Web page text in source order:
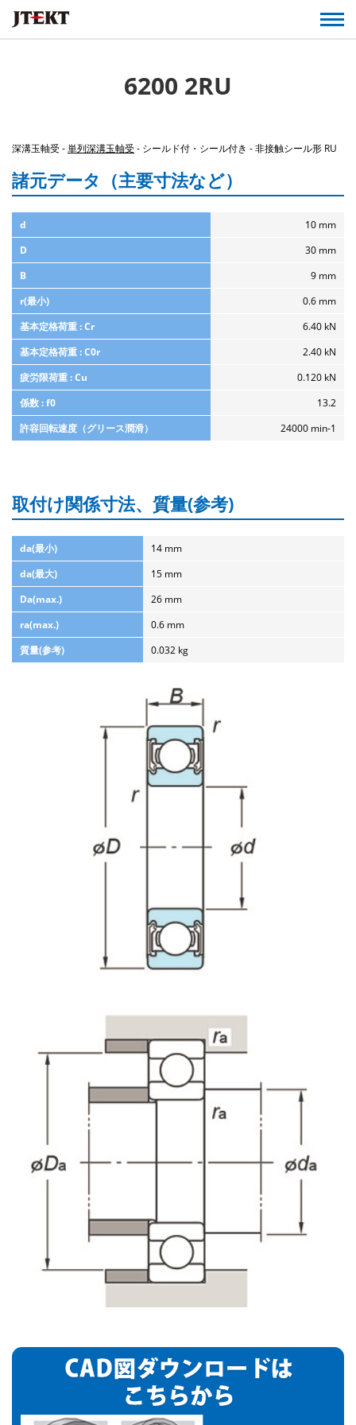
6200 2RU
深溝玉軸受 -単列深溝玉軸受 - シールド付・シール付き - 非接触シール形 RU
諸元データ（主要寸法など）
d
10 mm
D
30 mm
B
9 mm
r(最小)
0.6 mm
基本定格荷重 : Cr
6.40 kN
基本定格荷重 : C0r
2.40 kN
疲労限荷重 : Cu
0.120 kN
係数 : f0
13.2
許容回転速度（グリース潤滑）
24000 min-1
取付け関係寸法、質量(参考)
da(最小)
14 mm
da(最大)
15 mm
Da(max.)
26 mm
ra(max.)
0.6 mm
質量(参考)
0.032 kg